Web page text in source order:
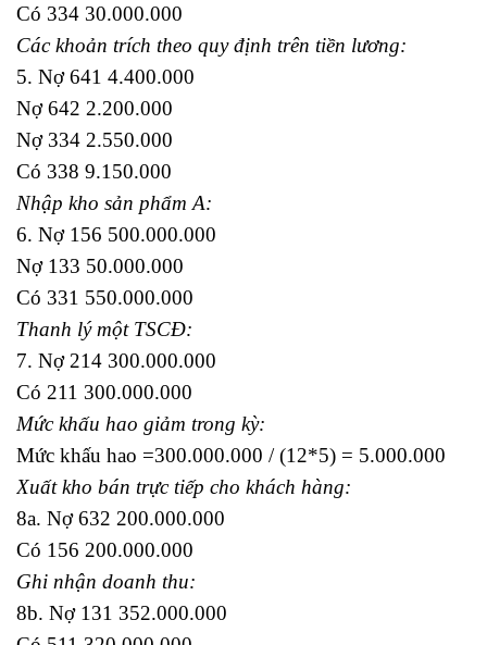
Có 334 30.000.000
Các khoản trích theo quy định trên tiền lương:
5. Nợ 641 4.400.000
Nợ 642 2.200.000
Nợ 334 2.550.000
Có 338 9.150.000
Nhập kho sản phẩm A:
6. Nợ 156 500.000.000
Nợ 133 50.000.000
Có 331 550.000.000
Thanh lý một TSCĐ:
7. Nợ 214 300.000.000
Có 211 300.000.000
Mức khấu hao giảm trong kỳ:
Mức khấu hao =300.000.000 / (12*5) = 5.000.000
Xuất kho bán trực tiếp cho khách hàng:
8a. Nợ 632 200.000.000
Có 156 200.000.000
Ghi nhận doanh thu:
8b. Nợ 131 352.000.000